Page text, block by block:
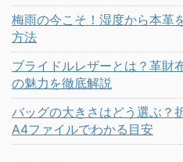
梅雨の今こそ！湿度から本革
方法
ブライドルレザーとは？革財
の魅力を徹底解説
バッグの大きさはどう選ぶ？
A4ファイルでわかる目安